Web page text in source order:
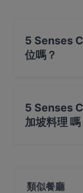
5 Senses
位嗎？
5 Senses
加坡料理 嗎
類似餐廳